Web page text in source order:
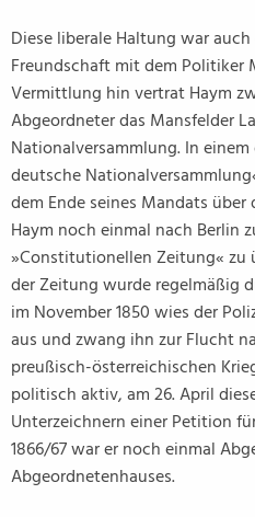
Diese liberale Haltung war
Freundschaft mit dem Politiker
Vermittlung hin vertrat Haym
Abgeordneter das Mansfelder
Nationalversammlung. In
deutsche
dem Ende seines Mandats über
Haym noch einmal nach Berlin
»Constitutionellen Zeitung« zu
der Zeitung wurde regelmäßig
im November 1850 wies der
aus und zwang ihn zur Flucht
preußisch-österreichischen
politisch aktiv, am 26. April
Unterzeichnern einer Petition
1866/67 war er noch einmal
Abgeordnetenhauses.